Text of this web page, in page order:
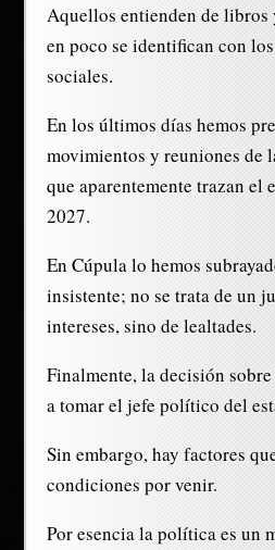
Aquellos entienden de libros
en poco se identifican con
sociales.
En los últimos días hemos
movimientos y reuniones de
que aparentemente trazan el
2027.
En Cúpula lo hemos
insistente; no se trata de un
intereses, sino de lealtades.
Finalmente, la decisión
a tomar el jefe político del
Sin embargo, hay factores
condiciones por venir.
Por esencia la política es un